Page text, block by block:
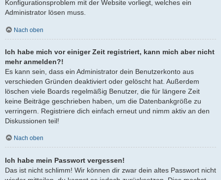
Konfigurationsproblem mit der Website vorliegt, welches ein
Administrator lösen muss.
Nach oben
Ich habe mich vor einiger Zeit registriert, kann mich aber nicht
mehr anmelden?!
Es kann sein, dass ein Administrator dein Benutzerkonto aus
verschieden Gründen deaktiviert oder gelöscht hat. Außerdem
löschen viele Boards regelmäßig Benutzer, die für längere Zeit
keine Beiträge geschrieben haben, um die Datenbankgröße zu
verringern. Registriere dich einfach erneut und nimm aktiv an den
Diskussionen teil!
Nach oben
Ich habe mein Passwort vergessen!
Das ist nicht schlimm! Wir können dir zwar dein altes Passwort nicht